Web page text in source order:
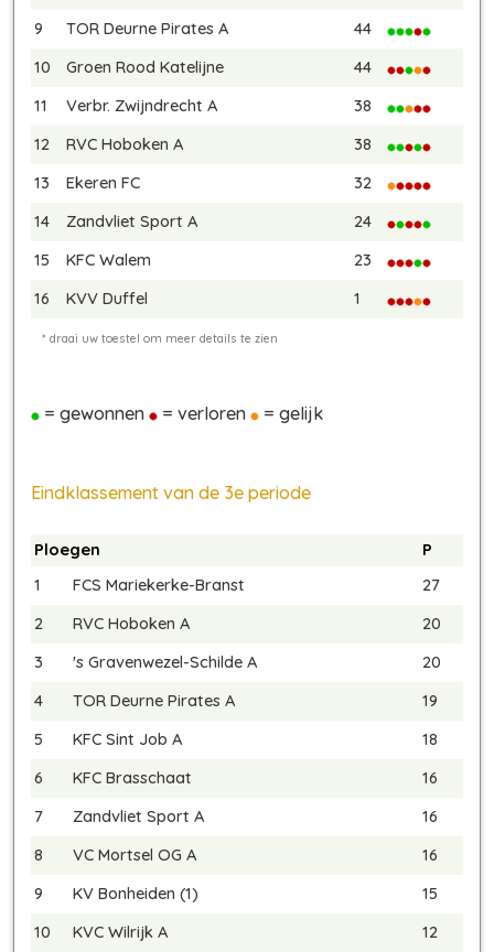
9
TOR Deurne Pirates A
44
10
Groen Rood Katelijne
44
11
Verbr. Zwijndrecht A
38
12
RVC Hoboken A
38
13
Ekeren FC
32
14
Zandvliet Sport A
24
15
KFC Walem
23
16
KVV Duffel 1
= gewonnen = verloren = gelijk
Eindklassement van de 3e periode
Ploegen
P
1
FCS Mariekerke-Branst
27
2
RVC Hoboken A
20
3
's Gravenwezel-Schilde A
20
4
TOR Deurne Pirates A
19
5
KFC Sint Job A
18
6
KFC Brasschaat
16
7
Zandvliet Sport A
16
8
VC Mortsel OG A
16
9
KV Bonheiden (1)
15
10
KVC Wilrijk A 12